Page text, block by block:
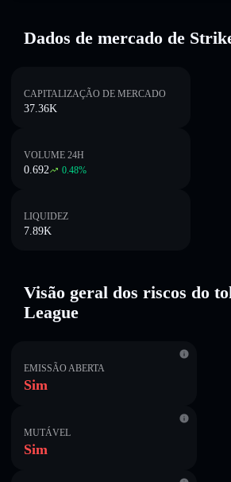
Dados de mercado de
CAPITALIZAÇÃO DE MERCADO
37.36K
VOLUME 24H
0.692 0.48%
LIQUIDEZ
7.89K
Visão geral dos riscos do
League
EMISSÃO ABERTA
Sim
MUTÁVEL
Sim